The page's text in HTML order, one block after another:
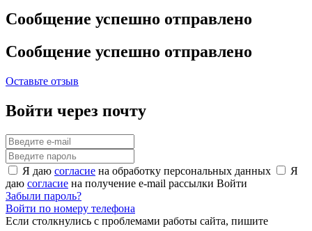
Сообщение успешно отправлено
Сообщение успешно отправлено
Оставьте отзыв
Войти через почту
Я даю согласие на обработку персональных данных
Я
даю согласие на получение e-mail рассылки Войти
Забыли пароль?
Войти по номеру телефона
Если столкнулись с проблемами работы сайта, пишите